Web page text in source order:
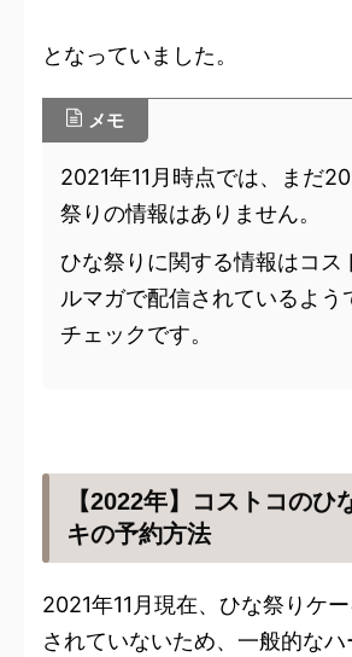
となっていました。
メモ
2021年11月時点では、まだ
祭りの情報はありません。
ひな祭りに関する情報はコス
ルマガで配信されているよう
チェックです。
【2022年】コストコのひ
キの予約方法
2021年11月現在、ひな祭りケ
されていないため、一般的な